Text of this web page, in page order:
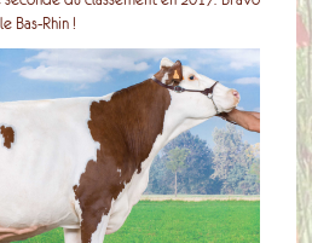
Bas-Rhin !